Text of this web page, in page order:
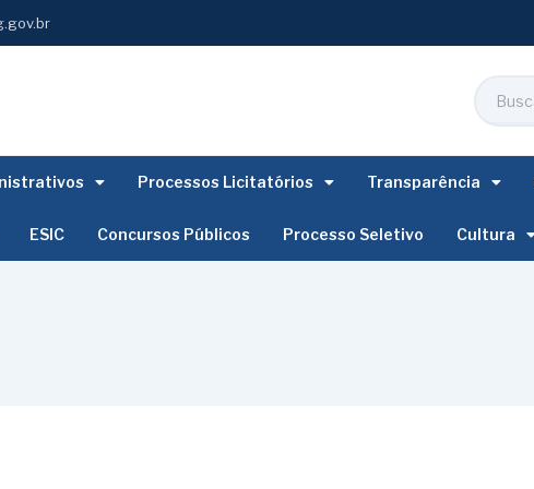
Processos Licitatórios Transparência
ESIC Concursos Públicos Processo Seletivo Cultura